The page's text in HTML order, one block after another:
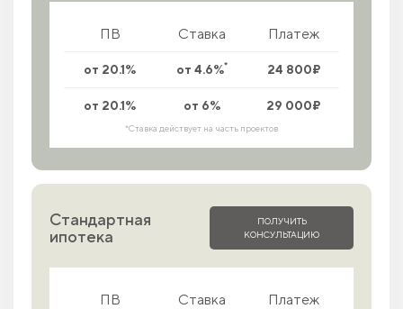
ПВ Ставка Платеж
от 20.1% от 4.6%* 24 800₽
от 20.1% от 6% 29 000₽
*Ставка действует на часть проектов
Стандартная
ипотека
ПОЛУЧИТЬ
КОНСУЛЬТАЦИЮ
ПВ Ставка Платеж